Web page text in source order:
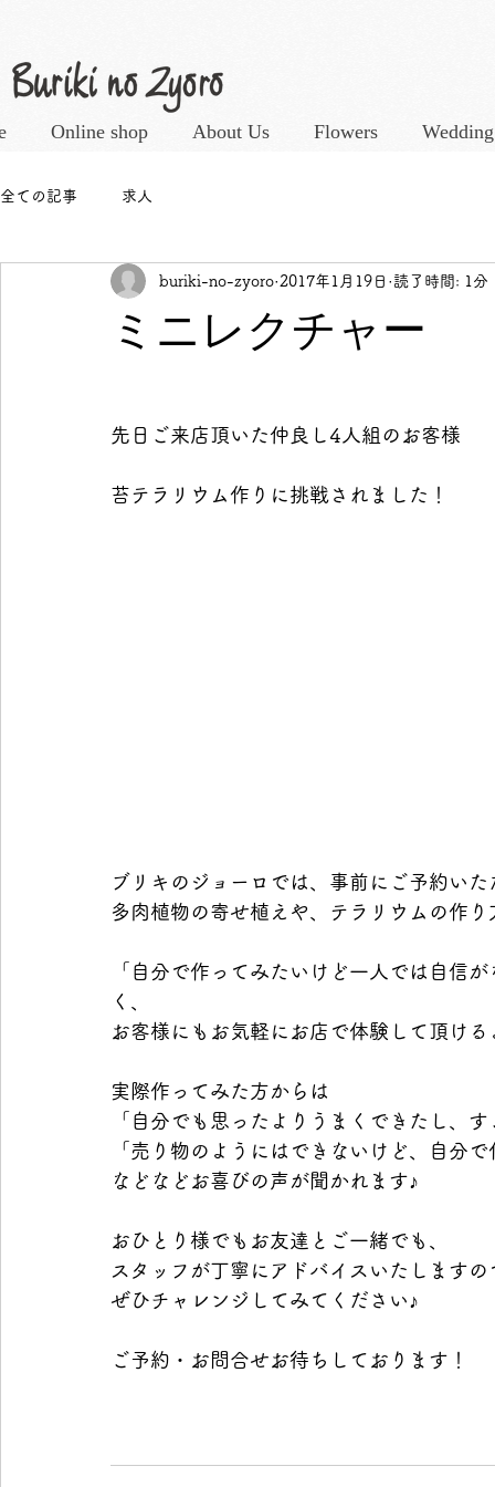
Online shop About Us Flowers Wedding
全ての記事 求人
ミニレクチャー
buriki-no-zyoro 2017年1月19日 読了時間: 1分
先日ご来店頂いた仲良し4人組のお客様
苔テラリウム作りに挑戦されました！
ブリキのジョーロでは、事前にご予約い
多肉植物の寄せ植えや、テラリウムの作
「自分で作ってみたいけど一人では自信
く、
お客様にもお気軽にお店で体験して頂け
実際作ってみた方からは
「自分でも思ったよりうまくできたし、
「売り物のようにはできないけど、自分
などなどお喜びの声が聞かれます♪
おひとり様でもお友達とご一緒でも、
スタッフが丁寧にアドバイスいたしますの
ぜひチャレンジしてみてください♪
ご予約・お問合せお待ちしております！